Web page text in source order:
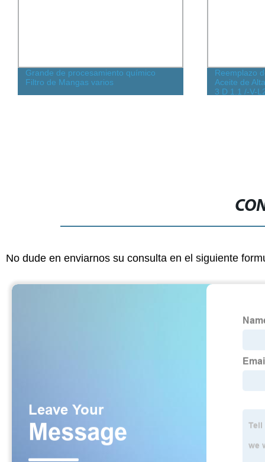
Grande de procesamiento químico
Filtro de Mangas varios
Reemplazo
Aceite de
3 D 1.1 /-V-
No dude en enviarnos su consulta en el siguiente